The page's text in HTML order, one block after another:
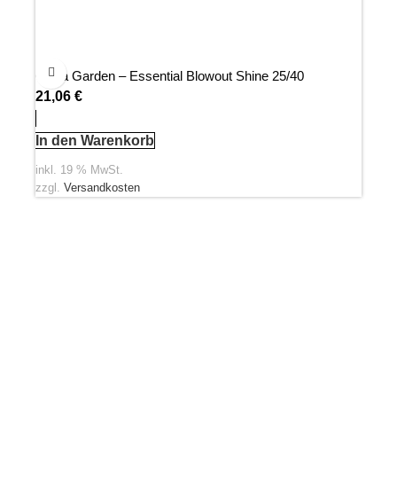
Olivia Garden – Essential Blowout Shine 25/40
21,06 €
In den Warenkorb
inkl. 19 % MwSt.
zzgl. Versandkosten